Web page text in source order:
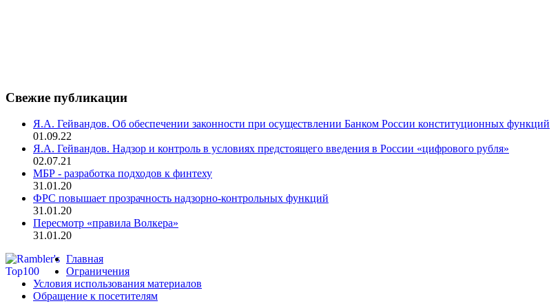
Свежие публикации
Я.А. Гейвандов. Об обеспечении законности при осуществлении Банком России конституционных функций
01.09.22
Я.А. Гейвандов. Надзор и контроль в условиях предстоящего введения в России «цифрового рубля»
02.07.21
МБР - разработка подходов к финтеху
31.01.20
ФРС повышает прозрачность надзорно-контрольных функций
31.01.20
Пересмотр «правила Волкера»
31.01.20
Главная
Ограничения
Условия использования материалов
Обращение к посетителям